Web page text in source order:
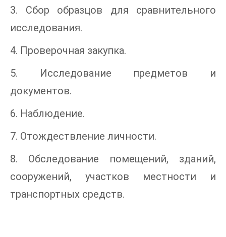
3. Сбор образцов для сравнительного
исследования.
4. Проверочная закупка.
5. Исследование предметов и
документов.
6. Наблюдение.
7. Отождествление личности.
8. Обследование помещений, зданий,
сооружений, участков местности и
транспортных средств.